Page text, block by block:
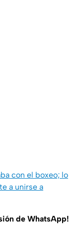
con el boxeo; lo
a unirse a
de WhatsApp!